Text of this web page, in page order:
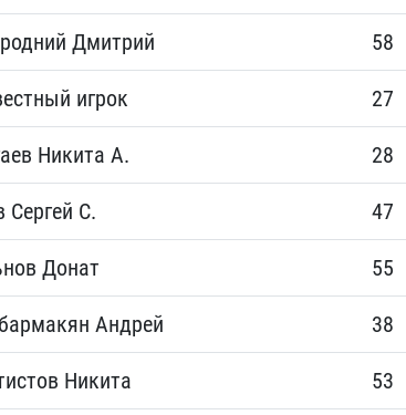
Дмитрий 58
игрок 27
Никита А. 28
Сергей С. 47
Донат 55
Андрей 38
Никита 53